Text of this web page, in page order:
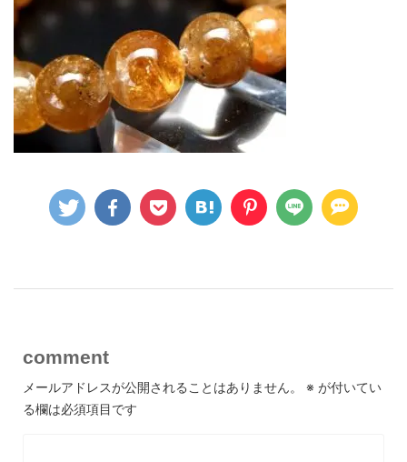
comment
メールアドレスが公開されることはありません。 ※ が付いてい
る欄は必須項目です